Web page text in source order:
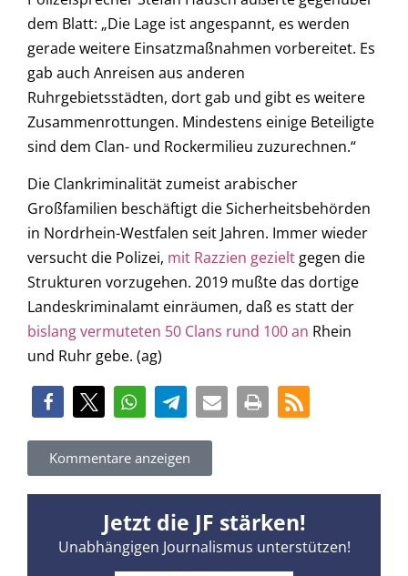
dem Blatt: „Die Lage ist angespannt, es werden
gerade weitere Einsatzmaßnahmen vorbereitet. Es
gab auch Anreisen aus anderen
Ruhrgebietsstädten, dort gab und gibt es weitere
Zusammenrottungen. Mindestens einige Beteiligte
sind dem Clan- und Rockermilieu zuzurechnen.“
Die Clankriminalität zumeist arabischer
Großfamilien beschäftigt die Sicherheitsbehörden
in Nordrhein-Westfalen seit Jahren. Immer wieder
versucht die Polizei, mit Razzien gezielt gegen die
Strukturen vorzugehen. 2019 mußte das dortige
Landeskriminalamt einräumen, daß es statt der
bislang vermuteten 50 Clans rund 100 an Rhein
und Ruhr gebe. (ag)
Kommentare anzeigen
Jetzt die JF stärken!
Unabhängigen Journalismus unterstützen!